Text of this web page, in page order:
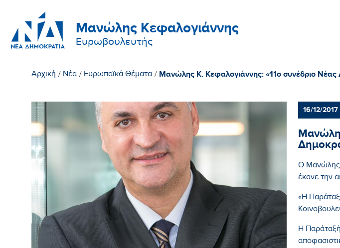
Μανώλης Κεφαλογιάννης
Ευρωβουλευτής
Αρχική / Νέα / Ευρωπαϊκά Θέματα / Μανώλης Κ. Κεφαλογιάννης: «11ο συνέδριο Νέας
16/12/2017
Ο Μανώλης
έκανε την
«Η
Η